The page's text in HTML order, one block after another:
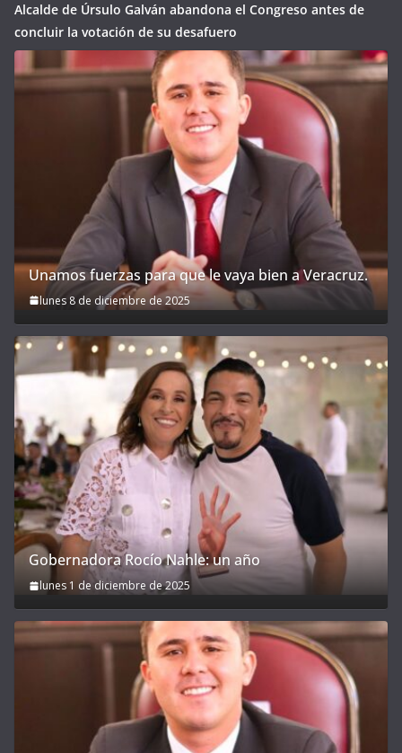
Alcalde de Úrsulo Galván abandona el Congreso antes de
concluir la votación de su desafuero
Unamos fuerzas para que le vaya bien a Veracruz.
lunes 8 de diciembre de 2025
Gobernadora Rocío Nahle: un año
lunes 1 de diciembre de 2025